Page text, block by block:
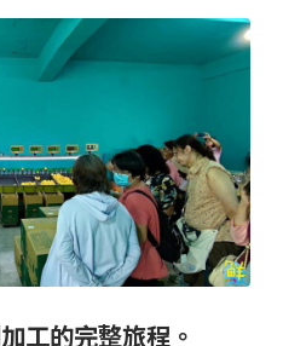
工的完整旅程。